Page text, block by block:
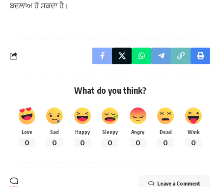
ਬਦਲਾਅ ਹੋ ਸਕਦਾ ਹੈ।
What do you think?
Love
0
Sad
0
Happy
0
Sleepy
0
Angry
0
Dead
0
Wink
0
Leave a Comment